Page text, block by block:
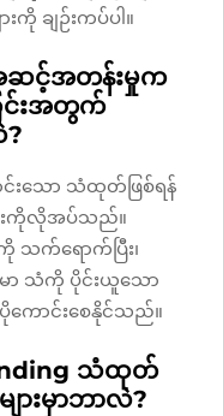
ချဉ်းကပ်ပါ။
ဆင့်အတန်းမှုက
င်းအတွက်
င်းသော သံထုတ်ဖြစ်ရန်
းကိုလိုအပ်သည်။
သက်ရောက်ပြီး၊
မာ သံကို ပိုင်းယူသော
ကောင်းစေနိုင်သည်။
သံထုတ်
များမှာဘာလဲ?